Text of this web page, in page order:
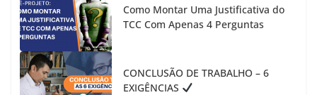
Como Montar Uma Justificativa do
TCC Com Apenas 4 Perguntas
CONCLUSÃO DE TRABALHO – 6
EXIGÊNCIAS